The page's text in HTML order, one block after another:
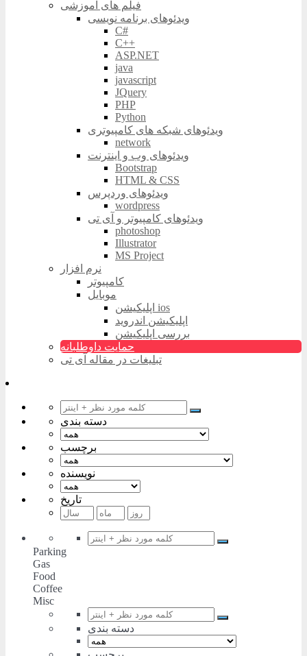
فیلم های آموزشی
ویدئوهای برنامه نویسی
C#
C++
ASP.NET
java
javascript
JQuery
PHP
Python
ویدئوهای شبکه های کامپیوتری
network
ویدئوهای وب و اینترنت
Bootstrap
HTML & CSS
ویدئوهای وردپرس
wordpress
ویدئوهای کامپیوتر و آی تی
photoshop
Illustrator
MS Project
نرم افزار
کامپیوتر
موبایل
اپلیکیشن ios
اپلیکیشن اندروید
بررسی اپلیکیشن
حمایت داوطلبانه
تبلیغات در مقاله آی تی
دسته بندی
برچسب
نویسنده
تاریخ
Parking
Gas
Food
Coffee
Misc
دسته بندی